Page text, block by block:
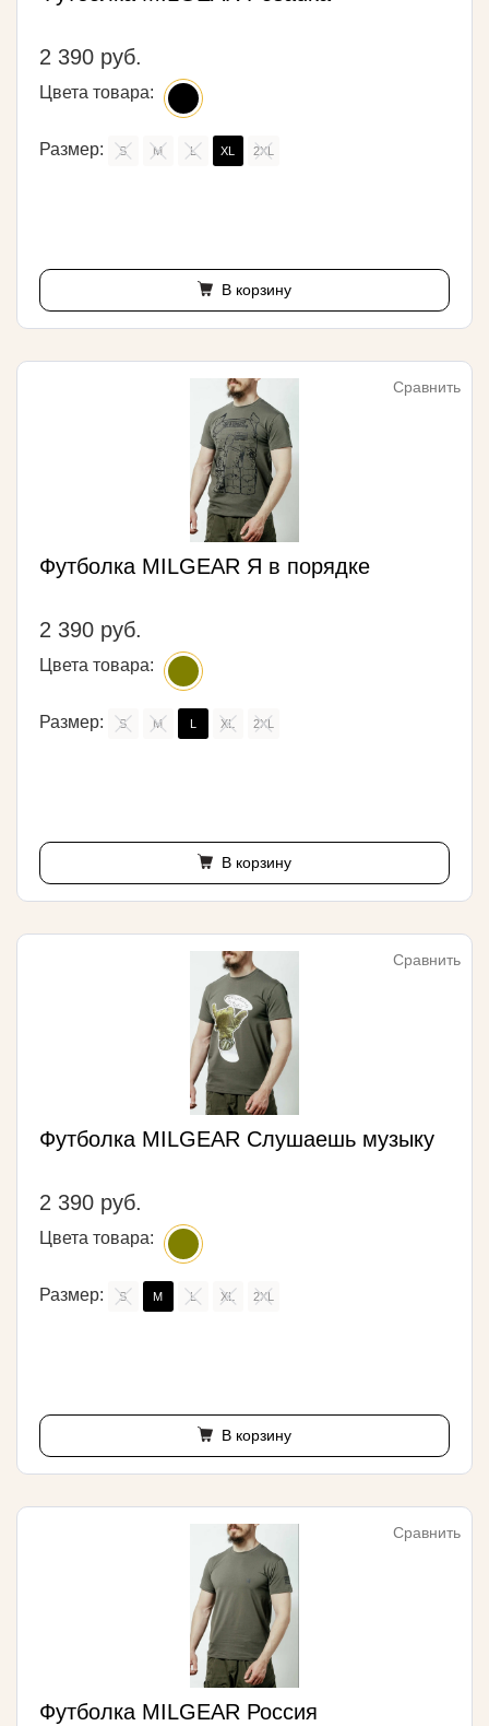
2 390 руб.
Цвета товара:
Размер: S M L XL 2XL
В корзину
Сравнить
Футболка MILGEAR Я в порядке
2 390 руб.
Цвета товара:
Размер: S M L XL 2XL
В корзину
Сравнить
Футболка MILGEAR Слушаешь музыку
2 390 руб.
Цвета товара:
Размер: S M L XL 2XL
В корзину
Сравнить
Футболка MILGEAR Россия